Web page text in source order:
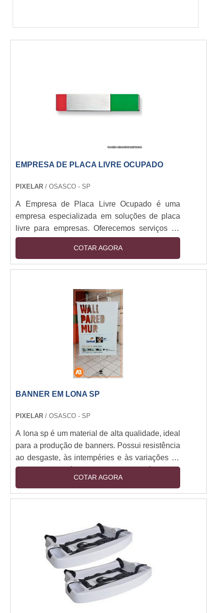
EMPRESA DE PLACA LIVRE OCUPADO
PIXELAR/ OSASCO - SP
A Empresa de Placa Livre Ocupado é uma
empresa especializada em soluções de placa
livre para empresas. Oferecemos serviços de
placa livre para empresas de todos os
tamanhos, desde pequenas empresas até
grandes corporações. Nossa equipe de
para garantir que nossos clientes obtenham o
melhor serviço possível. Nossos serviços
incluem a criação de placas livres, a instalação
de placas livres, a manutenção de placas livres
e a gestão de placas livres. Além disso,
oferecemos serviços de consultoria para ajudar
nossos clientes a tomar as melhores decisões
para suas necessidades de placa livre. Se você
para sua empresa, entre em contato conosco
COTAR AGORA
BANNER EM LONA SP
PIXELAR/ OSASCO - SP
A lona sp é um material de alta qualidade, ideal
para a produção de banners. Possui resistência
ao desgaste, às intempéries e às variações de
temperatura, além de ser leve e flexível. Seu
acabamento é perfeito para a impressão de
imagens e textos, garantindo a qualidade e
promoções, campanhas publicitárias e muito
mais. Se você precisa de um banner resistente
e de qualidade, a lona sp é a melhor opção.
COTAR AGORA